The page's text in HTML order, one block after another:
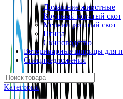
Домашние животные
Крупный рогатый скот
Мелкий рогатый скот
Птица
Свиноводство
Ветеринарные шприцы для
Спецпредложения
Категория